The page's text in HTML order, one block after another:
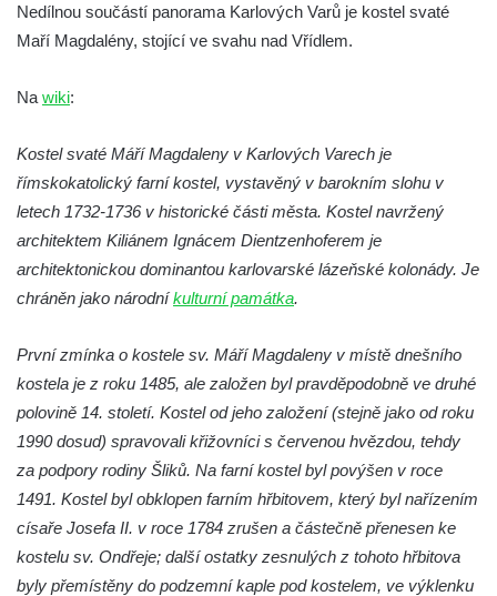
Kostel Obětování Panny Marie u kláštera
dominikánů v Českých Budějovicích
Dělnická v Kamenném Újezdě
Bývalý kostel svatých Filipa a Jakuba na
náměstí J. V. Kamarýta ve Velešíně
Kaple na hřbitově ve Velešíně
Márnice na hřbitově ve Velešíně
Kostel svatého Václava ve Velešíně
Poutní areál Římov
Kostel svatého Ducha v poutním areálu
Římov
Křížová cesta Římov – XXV. kaple – Boží
hrob
Křížová cesta Římov – XXIV. kaple – Pieta
Nedílnou součástí panorama Karlových Varů je kostel svaté
Maří Magdalény, stojící ve svahu nad Vřídlem.
Na wiki:
Kostel svaté Máří Magdaleny v Karlových Varech je
římskokatolický farní kostel, vystavěný v barokním slohu v
letech 1732-1736 v historické části města. Kostel navržený
architektem Kiliánem Ignácem Dientzenhoferem je
architektonickou dominantou karlovarské lázeňské kolonády. Je
chráněn jako národníkulturní památka.
První zmínka o kostele sv. Máří Magdaleny v místě dnešního
kostela je z roku 1485, ale založen byl pravděpodobně ve druhé
polovině 14. století. Kostel od jeho založení (stejně jako od roku
1990 dosud) spravovali křižovníci s červenou hvězdou, tehdy
za podpory rodiny Šliků. Na farní kostel byl povýšen v roce
1491. Kostel byl obklopen farním hřbitovem, který byl nařízením
císaře Josefa II. v roce 1784 zrušen a částečně přenesen ke
kostelu sv. Ondřeje; další ostatky zesnulých z tohoto hřbitova
byly přemístěny do podzemní kaple pod kostelem, ve výklenku